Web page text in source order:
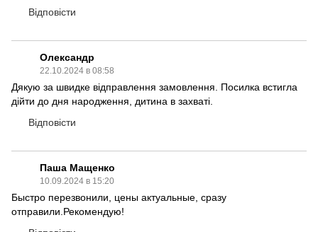
Відповісти
Олександр
22.10.2024 в 08:58
Дякую за швидке відправлення замовлення. Посилка встигла
дійти до дня народження, дитина в захваті.
Відповісти
Паша Мащенко
10.09.2024 в 15:20
Быстро перезвонили, цены актуальные, сразу
отправили.Рекомендую!